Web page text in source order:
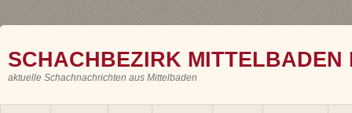
SCHACHBEZIRK MITTELBADEN
aktuelle Schachnachrichten aus Mittelbaden